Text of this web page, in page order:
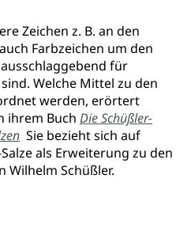
Zeichen z. B. an den
Farbzeichen um den
für
Welche Mittel zu den
werden, erörtert
ihrem Buch Die Schüßler-
Sie bezieht sich auf
als Erweiterung zu den
Wilhelm Schüßler.